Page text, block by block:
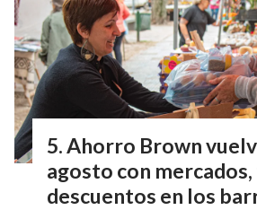
Ahorro Brown
agosto con
descuentos en los